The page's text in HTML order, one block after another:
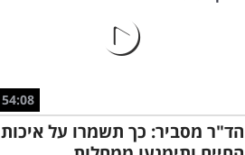
54:08
הד"ר מסביר: כך תשמרו על איכות